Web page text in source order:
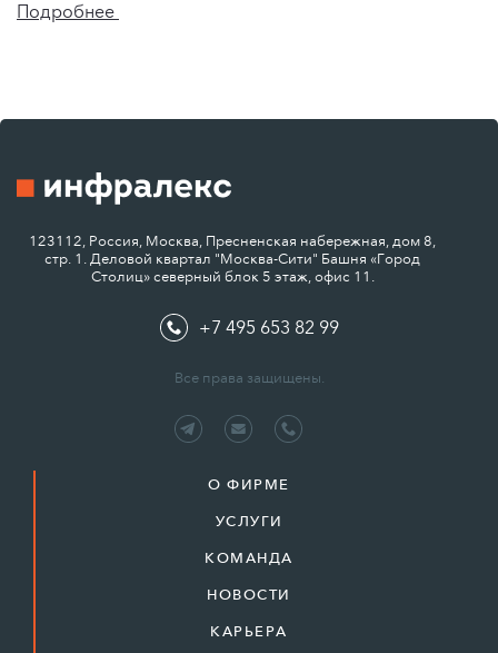
Подробнее
123112, Россия, Москва, Пресненская набережная, дом 8,
стр. 1. Деловой квартал "Москва-Сити" Башня «Город
Столиц» северный блок 5 этаж, офис 11.
+7 495 653 82 99
Все права защищены.
О ФИРМЕ
УСЛУГИ
КОМАНДА
НОВОСТИ
КАРЬЕРА